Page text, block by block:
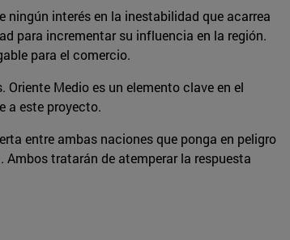
ningún interés en la inestabilidad que acarrea
para incrementar su influencia en la región.
para el comercio.
Medio es un elemento clave en el
a este proyecto.
entre ambas naciones que ponga en peligro
tratarán de atemperar la respuesta